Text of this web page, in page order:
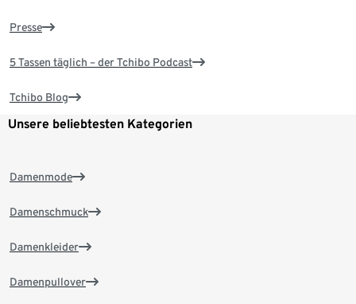
Presse
5 Tassen täglich – der Tchibo Podcast
Tchibo Blog
Unsere beliebtesten Kategorien
Damenmode
Damenschmuck
Damenkleider
Damenpullover